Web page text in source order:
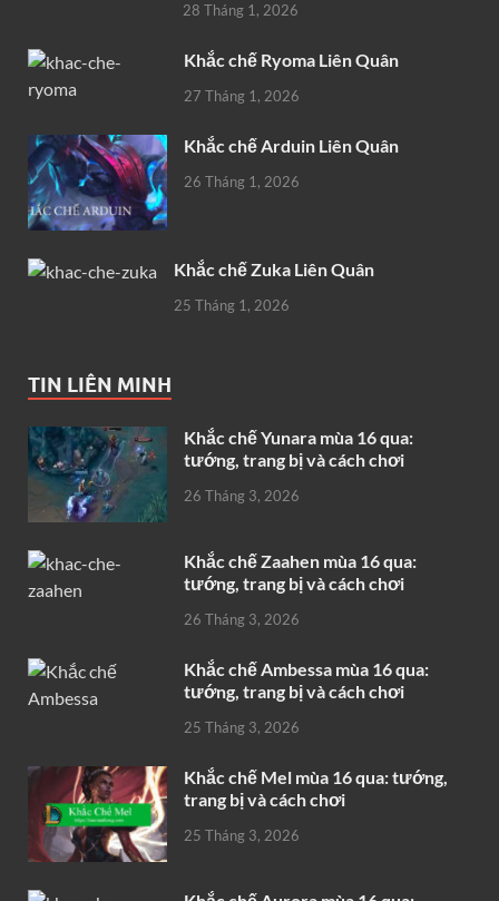
28 Tháng 1, 2026
Khắc chế Ryoma Liên Quân
27 Tháng 1, 2026
Khắc chế Arduin Liên Quân
26 Tháng 1, 2026
Khắc chế Zuka Liên Quân
25 Tháng 1, 2026
TIN LIÊN MINH
Khắc chế Yunara mùa 16 qua:
tướng, trang bị và cách chơi
26 Tháng 3, 2026
Khắc chế Zaahen mùa 16 qua:
tướng, trang bị và cách chơi
26 Tháng 3, 2026
Khắc chế Ambessa mùa 16 qua:
tướng, trang bị và cách chơi
25 Tháng 3, 2026
Khắc chế Mel mùa 16 qua: tướng,
trang bị và cách chơi
25 Tháng 3, 2026